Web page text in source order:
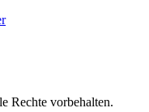
Rechte vorbehalten.